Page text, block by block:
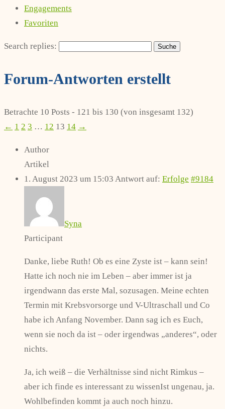
Engagements
Favoriten
Search replies:
Forum-Antworten erstellt
Betrachte 10 Posts - 121 bis 130 (von insgesamt 132)
← 1 2 3 … 12 13 14 →
Author
Artikel
1. August 2023 um 15:03 Antwort auf: Erfolge #9184
Syna
Participant
Danke, liebe Ruth! Ob es eine Zyste ist – kann sein!
Hatte ich noch nie im Leben – aber immer ist ja
irgendwann das erste Mal, sozusagen. Meine echten
Termin mit Krebsvorsorge und V-Ultraschall und Co
habe ich Anfang November. Dann sag ich es Euch,
wenn sie noch da ist – oder irgendwas „anderes“, oder
nichts.
Ja, ich weiß – die Verhältnisse sind nicht Rimkus –
aber ich finde es interessant zu wissenIst ungenau, ja.
Wohlbefinden kommt ja auch noch hinzu.